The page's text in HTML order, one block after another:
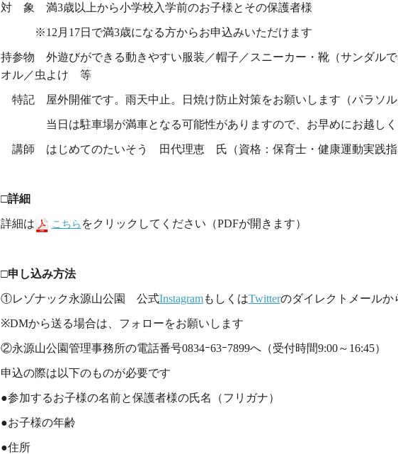
対 象 満3歳以上から小学校入学前のお子様とその保護者様
※12月17日で満3歳になる方からお申込みいただけます
持参物 外遊びができる動きやすい服装／帽子／スニーカー・靴（サンダル
オル／虫よけ 等
特記 屋外開催です。雨天中止。日焼け防止対策をお願いします（パラソル
当日は駐車場が満車となる可能性がありますので、お早めにお越しく
講師 はじめてのたいそう 田代理恵 氏（資格：保育士・健康運動実践指
□詳細
詳細は こちら をクリックしてください（PDFが開きます）
□申し込み方法
①レゾナック永源山公園 公式InstagramもしくはTwitterのダイレクトメールか
※DMから送る場合は、フォローをお願いします
②永源山公園管理事務所の電話番号0834ｰ63ｰ7899へ（受付時間9:00～16:45）
申込の際は以下のものが必要です
●参加するお子様の名前と保護者様の氏名（フリガナ）
●お子様の年齢
●住所